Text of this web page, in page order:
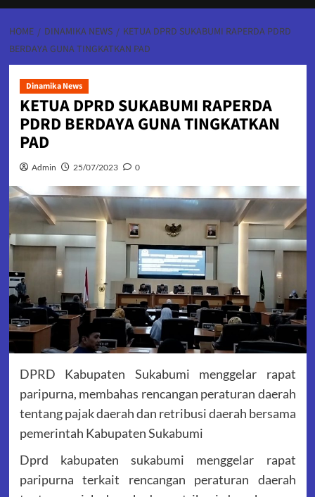
HOME DINAMIKA NEWS
KETUA DPRD SUKABUMI RAPERDA PDRD
BERDAYA GUNA TINGKATKAN PAD
Dinamika News
KETUA DPRD SUKABUMI RAPERDA
PDRD BERDAYA GUNA TINGKATKAN
PAD
Admin 25/07/2023 0
DPRD Kabupaten Sukabumi menggelar rapat
paripurna, membahas rencangan peraturan daerah
tentang pajak daerah dan retribusi daerah bersama
pemerintah Kabupaten Sukabumi
Dprd kabupaten sukabumi menggelar rapat
paripurna terkait rencangan peraturan daerah